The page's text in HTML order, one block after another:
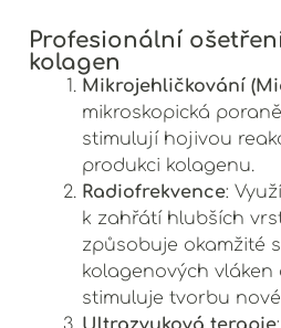
Profesionální
kolagen
Mikrojehličkování
mikroskopická
stimulují hojivou
produkci kolagenu.
Radiofrekvence:
k zahřátí hlubších
způsobuje okamžité
kolagenových
stimuluje tvorbu
Ultrazvuková terapie